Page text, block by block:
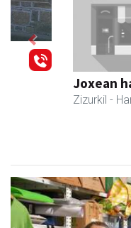
Joxean harategia
- Harategiak
Previous